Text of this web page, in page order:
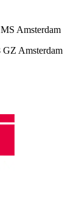
Amsterdam
GZ Amsterdam